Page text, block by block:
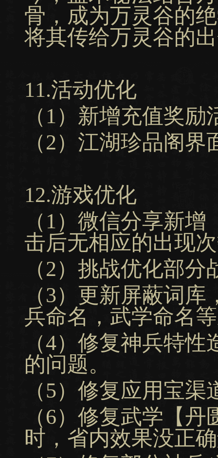
骨，成为万灵谷的
将其传给万灵谷的
11.活动优化
（1）新增充值奖
（2）江湖珍品阁
12.游戏优化
（1）微信分享新
击后无相应的出现
（2）挑战优化部分
（3）更新屏蔽词
兵命名，武学命名
（4）修复神兵特
的问题。
（5）修复应用宝
（6）修复武学【
时，省内效果没正